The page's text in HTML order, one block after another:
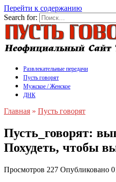
Перейти к содержанию
Search for:
Развлекательные передачи
Пусть говорят
Мужское / Женское
ДНК
Главная » Пусть говорят
Пусть_говорят:
Похудеть, чтобы
Просмотров 227 Опубликовано